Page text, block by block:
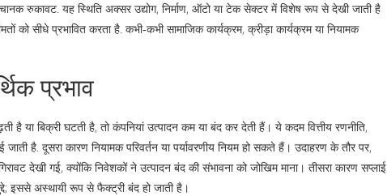
रुकावट. यह स्थिति अक्सरउद्योग, निर्माण, ऑटो या टेक सेक्टर में विशेष रूप से देखी जाती है
को सीधे प्रभावित करता है. कभी‑कभी सामाजिक कार्यक्रम, क्रीड़ा कार्यक्रम या नियामक
प्रभाव
है या बिक्री घटती है, तो कंपनियां उत्पादन कम या बंद कर देती हैं। ये कदमवित्तीय रणनीति,
जाती है. दूसरा कारण नियामक परिवर्तन या पर्यावरणीय नियम हो सकते हैं। उदाहरण के तौर पर,
देखी गई, क्योंकि निवेशकों ने उत्पादन बंद की संभावना को जोखिम माना। तीसरा कारण सप्लाई
इससे अस्थायी रूप से फैक्ट्री बंद हो जाती है।